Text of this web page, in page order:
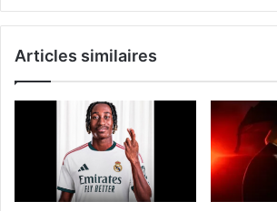
Articles similaires